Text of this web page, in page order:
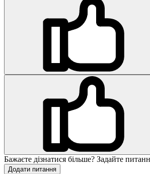
Бажаєте дізнатися більше? Задайте
Додати питання